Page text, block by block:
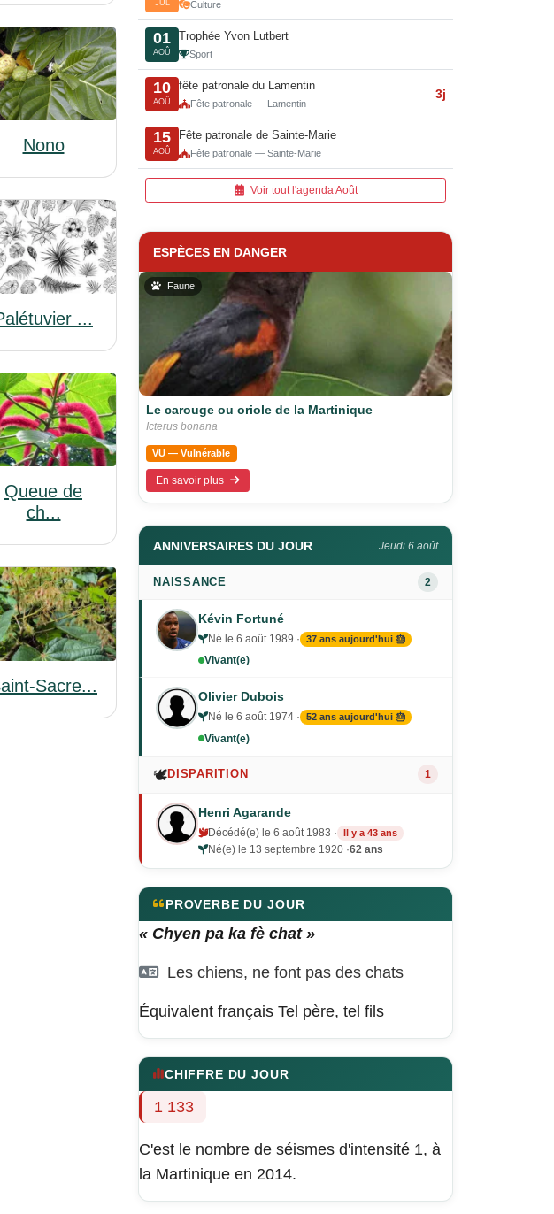
Nono
Palétuvier ...
Queue de
ch...
Saint-Sacre...
JUL Culture
01
AOÛ
Trophée Yvon Lutbert
Sport
10
AOÛ
fête patronale du Lamentin
Fête patronale — Lamentin
3j
15
AOÛ
Fête patronale de Sainte-Marie
Fête patronale — Sainte-Marie
Voir tout l'agenda Août
ESPÈCES EN DANGER
Faune
Le carouge ou oriole de la Martinique
Icterus bonana
VU — Vulnérable
En savoir plus
ANNIVERSAIRES DU JOUR Jeudi 6 août
NAISSANCE 2
Kévin Fortuné
Né le 6 août 1989 · 37 ans aujourd'hui 🎂
Vivant(e)
Olivier Dubois
Né le 6 août 1974 · 52 ans aujourd'hui 🎂
Vivant(e)
🕊️DISPARITION 1
Henri Agarande
Décédé(e) le 6 août 1983 · Il y a 43 ans
Né(e) le 13 septembre 1920 ·62 ans
PROVERBE DU JOUR
« Chyen pa ka fè chat »
Les chiens, ne font pas des chats
Équivalent français Tel père, tel fils
CHIFFRE DU JOUR
1 133
C'est le nombre de séismes d'intensité 1, à
la Martinique en 2014.